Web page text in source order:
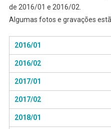
de 2016/01 e 2016/02.
Algumas fotos e gravações
2016/01
2016/02
2017/01
2017/02
2018/01